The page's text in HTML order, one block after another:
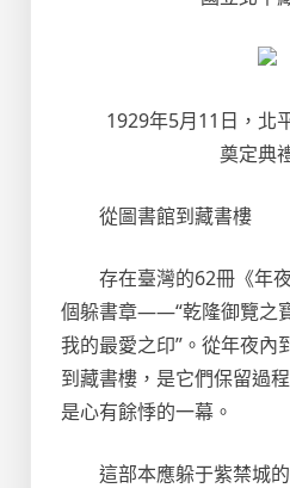
1929年5月11日，北
奠定典
從圖書館到藏書樓
存在臺灣的62冊《年
個躲書章——“乾隆御覽之
我的最愛之印”。從年夜內
到藏書樓，是它們保留過
是心有餘悸的一幕。
這部本應躲于紫禁城